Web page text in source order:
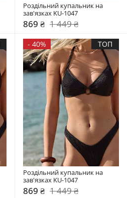
Роздільний купальник на
зав'язках KU-1047
869 ₴ 1 449 ₴
- 40% ТОП
Роздільний купальник на
зав'язках KU-1047
869 ₴ 1 449 ₴